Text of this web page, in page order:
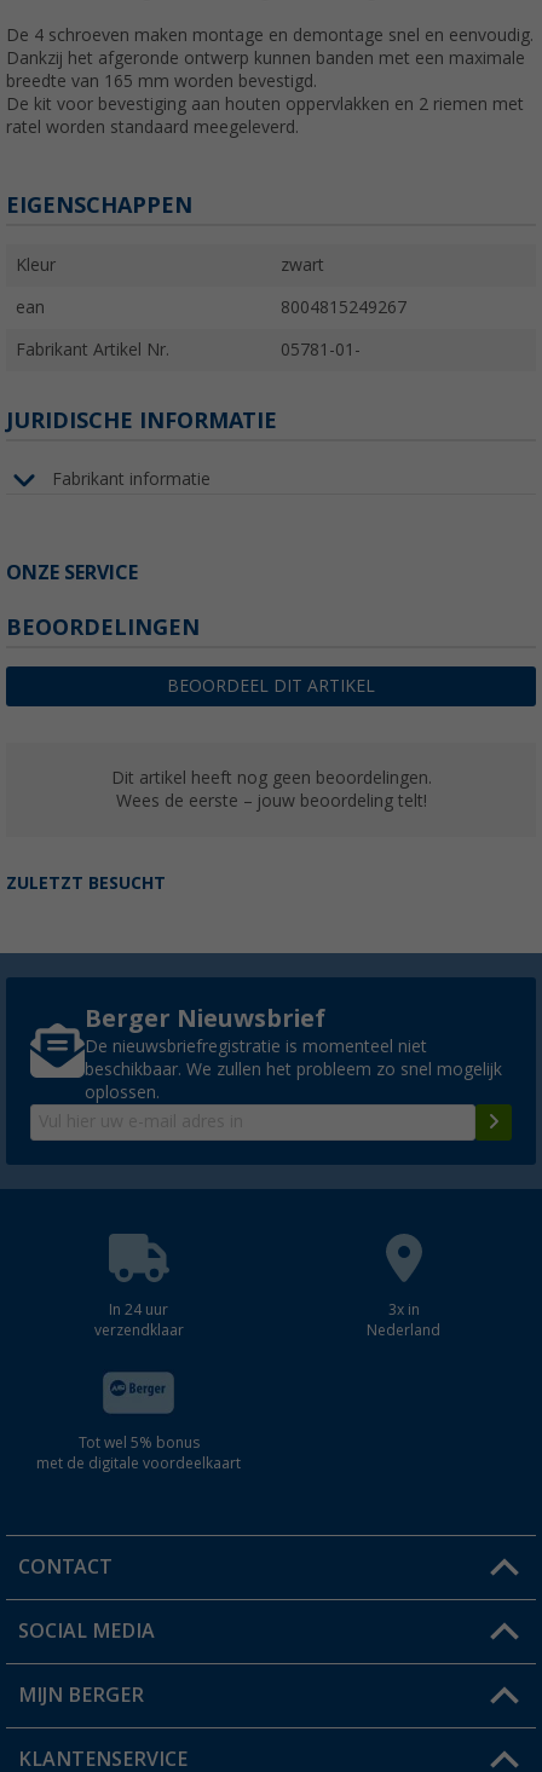
De 4 schroeven maken montage en demontage snel en eenvoudig.
Dankzij het afgeronde ontwerp kunnen banden met een maximale
breedte van 165 mm worden bevestigd.
De kit voor bevestiging aan houten oppervlakken en 2 riemen met
ratel worden standaard meegeleverd.
EIGENSCHAPPEN
Kleur zwart
ean 8004815249267
Fabrikant Artikel Nr. 05781-01-
JURIDISCHE INFORMATIE
Fabrikant informatie
ONZE SERVICE
BEOORDELINGEN
BEOORDEEL DIT ARTIKEL
Dit artikel heeft nog geen beoordelingen.
Wees de eerste – jouw beoordeling telt!
ZULETZT BESUCHT
Berger Nieuwsbrief
De nieuwsbriefregistratie is momenteel niet
beschikbaar. We zullen het probleem zo snel mogelijk
oplossen.
In 24 uur
verzendklaar
3x in
Nederland
Tot wel 5% bonus
met de digitale voordeelkaart
CONTACT
Een vraag?
Winkel vinden
SOCIAL MEDIA
MIJN BERGER
Mijn account
KLANTENSERVICE